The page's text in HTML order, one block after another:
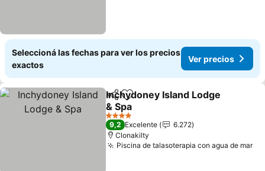
Seleccioná las fechas para ver los precios
exactos
Ver precios
CompartirAñadir a favoritos
Inchydoney Island Lodge
& Spa
Ver precios
4 Estrellas
9,2 Excelente
6.272
Clonakilty
Piscina de talasoterapia con agua de mar